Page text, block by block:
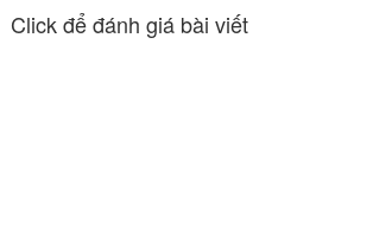
Click để đánh giá bài viết